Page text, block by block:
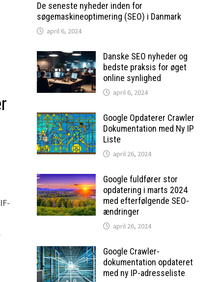
De seneste nyheder inden for
søgemaskineoptimering (SEO) i Danmark
april 6, 2024
Danske SEO nyheder og
bedste praksis for øget
online synlighed
april 6, 2024
Google Opdaterer Crawler
Dokumentation med Ny IP
Liste
april 26, 2024
Google fuldfører stor
opdatering i marts 2024
med efterfølgende SEO-
ændringer
april 26, 2024
Google Crawler-
dokumentation opdateret
med ny IP-adresseliste